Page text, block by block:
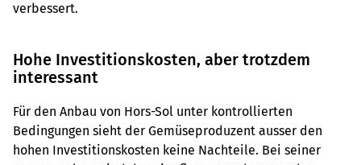
verbessert.
Hohe Investitionskosten, aber trotzdem
interessant
Für den Anbau von Hors-Sol unter kontrollierten
Bedingungen sieht der Gemüseproduzent ausser den
hohen Investitionskosten keine Nachteile. Bei seiner